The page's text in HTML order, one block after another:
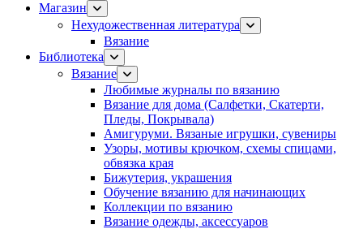
Магазин
Нехудожественная литература
Вязание
Библиотека
Вязание
Любимые журналы по вязанию
Вязание для дома (Салфетки, Скатерти,
Пледы, Покрывала)
Амигуруми. Вязаные игрушки, сувениры
Узоры, мотивы крючком, схемы спицами,
обвязка края
Бижутерия, украшения
Обучение вязанию для начинающих
Коллекции по вязанию
Вязание одежды, аксессуаров